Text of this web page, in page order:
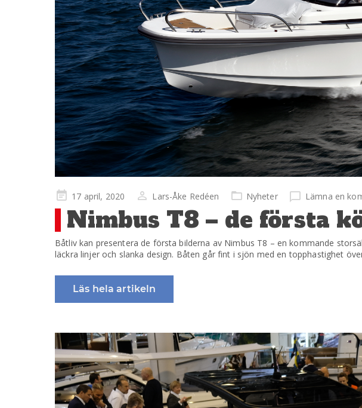
Publicerad
på
17 april, 2020 Lars-Åke Redéen Nyheter Lämna en
Nimbus T8 – de första
Båtliv kan presentera de första bilderna av Nimbus T8 – en kommande
läckra linjer och slanka design. Båten går fint i sjön med en topphastighet
Läs hela artikeln